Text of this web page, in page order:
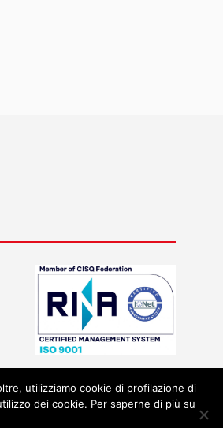
utilizziamo cookie di profilazione di
dei cookie. Per saperne di più su